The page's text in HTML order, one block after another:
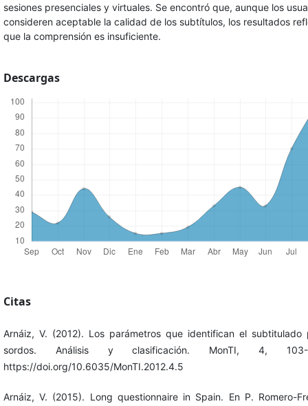
sesiones presenciales y virtuales. Se encontró que, aunque los
consideren aceptable la calidad de los subtítulos, los resultados
que la comprensión es insuficiente.
Descargas
Citas
Arnáiz, V. (2012). Los parámetros que identifican el subtitulado
sordos. Análisis y clasificación. MonTI, 4, 103-
https://doi.org/10.6035/MonTI.2012.4.5
Arnáiz, V. (2015). Long questionnaire in Spain. En P. Romero-